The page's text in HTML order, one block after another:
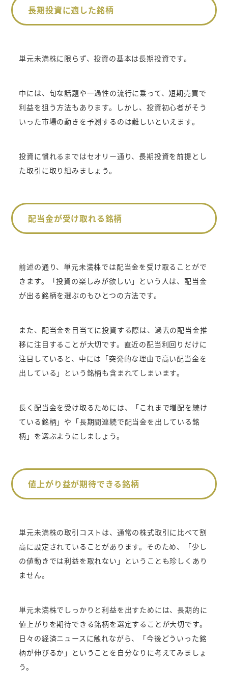
長期投資に適した銘柄
単元未満株に限らず、投資の基本は長期投資です。
中には、旬な話題や一過性の流行に乗って、短期売買で
利益を狙う方法もあります。しかし、投資初心者がそう
いった市場の動きを予測するのは難しいといえます。
投資に慣れるまではセオリー通り、長期投資を前提とし
た取引に取り組みましょう。
配当金が受け取れる銘柄
前述の通り、単元未満株では配当金を受け取ることがで
きます。「投資の楽しみが欲しい」という人は、配当金
が出る銘柄を選ぶのもひとつの方法です。
また、配当金を目当てに投資する際は、過去の配当金推
移に注目することが大切です。直近の配当利回りだけに
注目していると、中には「突発的な理由で高い配当金を
出している」という銘柄も含まれてしまいます。
長く配当金を受け取るためには、「これまで増配を続け
ている銘柄」や「長期間連続で配当金を出している銘
柄」を選ぶようにしましょう。
値上がり益が期待できる銘柄
単元未満株の取引コストは、通常の株式取引に比べて割
高に設定されていることがあります。そのため、「少し
の値動きでは利益を取れない」ということも珍しくあり
ません。
単元未満株でしっかりと利益を出すためには、長期的に
値上がりを期待できる銘柄を選定することが大切です。
日々の経済ニュースに触れながら、「今後どういった銘
柄が伸びるか」ということを自分なりに考えてみましょ
う。